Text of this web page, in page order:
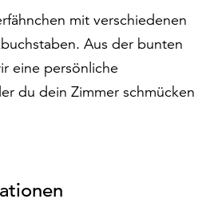
mit verschiedenen
Aus der bunten
eine persönliche
du dein Zimmer schmücken